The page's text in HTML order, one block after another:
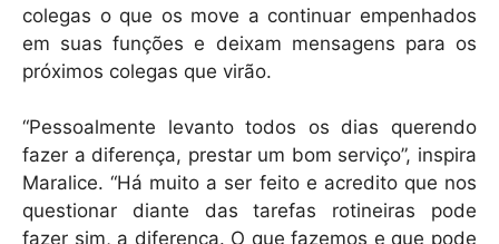
colegas o que os move a continuar empenhados
em suas funções e deixam mensagens para os
próximos colegas que virão.
“Pessoalmente levanto todos os dias querendo
fazer a diferença, prestar um bom serviço”, inspira
Maralice. “Há muito a ser feito e acredito que nos
questionar diante das tarefas rotineiras pode
fazer sim, a diferença. O que fazemos e que pode